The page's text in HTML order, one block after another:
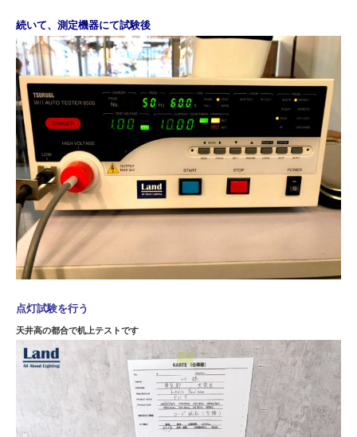
続いて、測定機器にて試験後
点灯試験を行う
天井高の都合で机上テストです